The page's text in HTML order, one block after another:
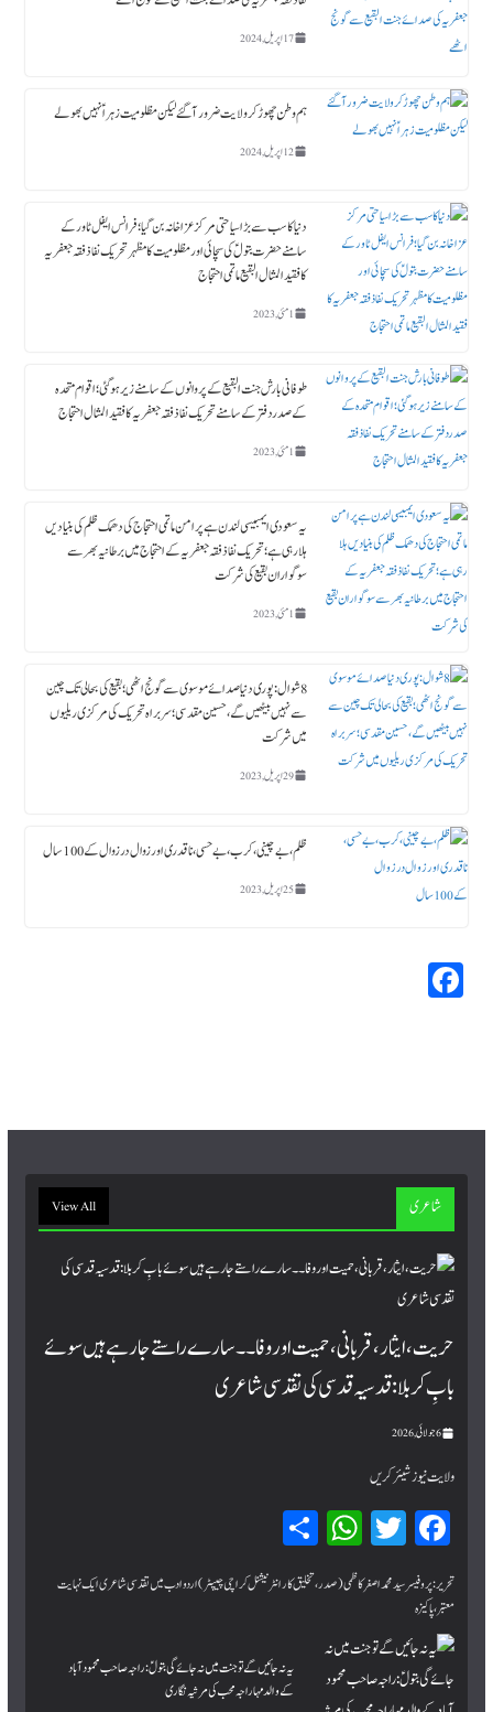
17 اپریل, 2024
ہم وطن چھوڑ کر ولایت ضرور آگئے لیکن مظلومیت زہراؑ نہیں بھولے
12 اپریل, 2024
دنیا کا سب سے بڑا سیاحتی مرکز عزاخانہ بن گیا ؛ فرانس ایفل ٹاورکے
سامنے حضرت بتولؑ کی سچائی اور مظلومیت کا مظہر تحریک نفاذ فقہ جعفریہ
کا فقید المثال البقیع ماتمی احتجاج
1 مئی, 2023
طوفانی بارش جنت البقیع کے پروانوں کے سامنے زیر ہوگئی ؛ اقوام متحدہ
کے صدردفتر کے سامنے تحریک نفاذ فقہ جعفریہ کا فقید المثال احتجاج
1 مئی, 2023
یہ سعودی ایمبیسی لندن ہے پرامن ماتمی احتجاج کی دھمک ظلم کی بنیادیں
ہلا رہی ہے؛ تحریک نفاذ فقہ جعفریہ کے احتجاج میں برطانیہ بھر سے
سوگواران بقیع کی شرکت
1 مئی, 2023
8 شوال : پوری دنیا صدائے موسوی سے گونج اٹھی ؛ بقیع کی بحالی تک چین
سے نہیں بیٹھیں گے، حسین مقدسی؛ سربراہ تحریک کی مرکزی ریلیوں
میں شرکت
29 اپریل, 2023
ظلم،بے چینی،کرب، بے حسی، ناقدری اور زوال در زوال کے 100سال
25 اپریل, 2023
Fa
شاعری View All
حریت، ایثار، قربانی، حمیت اور وفا۔۔ سارے راستے جا رہے ہیں سوئے
بابِ کربلا : قدسیہ قدسی کی تقدسی شاعری
6 جولائی, 2026
ولایت نیوز شیئر کریں
Fa
ce
bo
ok
T
wi
tte
r
W
hat
sA
Sh
ar
e
تحریر:پروفیسر سید محمد اصغر کاظمی (صدر، تخلیق کار انٹرنیشنل کراچی چیپٹر) اردو ادب میں تقدسی شاعری ایک نہایت
معتبر، پاکیزہ
یہ نہ جائیں گے تو جنت میں نہ جائے گی بتولؑ: راجہ صاحب محمود آباد
کے والد مہاراجہ محب کی مرثیہ نگاری